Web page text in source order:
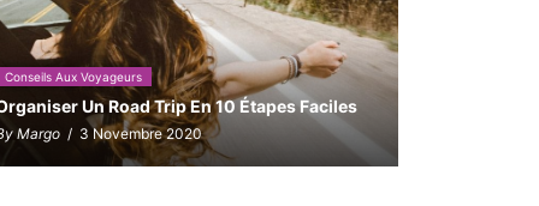
Conseils Aux Voyageurs
Un Road Trip En 10 Étapes Faciles
Margo/ 3 Novembre 2020